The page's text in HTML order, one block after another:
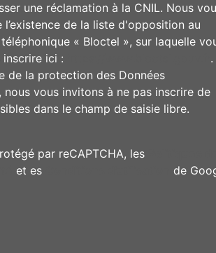
une réclamation à la CNIL. Nous
l’existence de la liste d'opposition au
« Bloctel », sur laquelle
ici :
.
de la protection des Données
nous vous invitons à ne pas inscrire de
dans le champ de saisie libre.
par reCAPTCHA, les
et es
de